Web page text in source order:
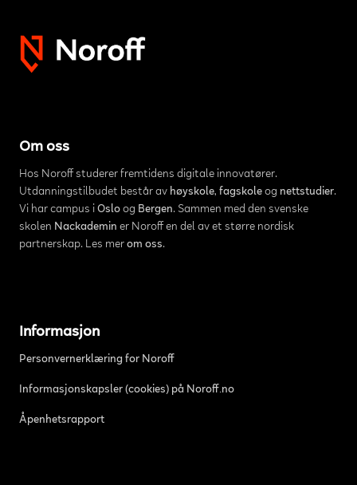
Om oss
Hos Noroff studerer fremtidens digitale innovatører.
Utdanningstilbudet består av høyskole, fagskoleog nettstudier.
Vi har campus i Osloog Bergen. Sammen med den svenske
skolen Nackademin er Noroff en del av et større nordisk
partnerskap. Les mer om oss.
Informasjon
Personvernerklæring for Noroff
Informasjonskapsler (cookies) på Noroff.no
Åpenhetsrapport